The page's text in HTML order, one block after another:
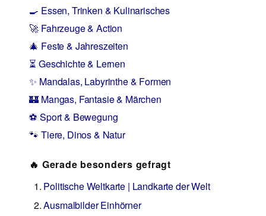
🍳 Essen, Trinken & Kulinarisches
🚀 Fahrzeuge & Action
🎄 Feste & Jahreszeiten
⏳ Geschichte & Lernen
✨ Mandalas, Labyrinthe & Formen
🏰 Mangas, Fantasie & Märchen
⚽ Sport & Bewegung
🐾 Tiere, Dinos & Natur
🔥 Gerade besonders gefragt
Politische Weltkarte | Landkarte der Welt
Ausmalbilder Einhörner